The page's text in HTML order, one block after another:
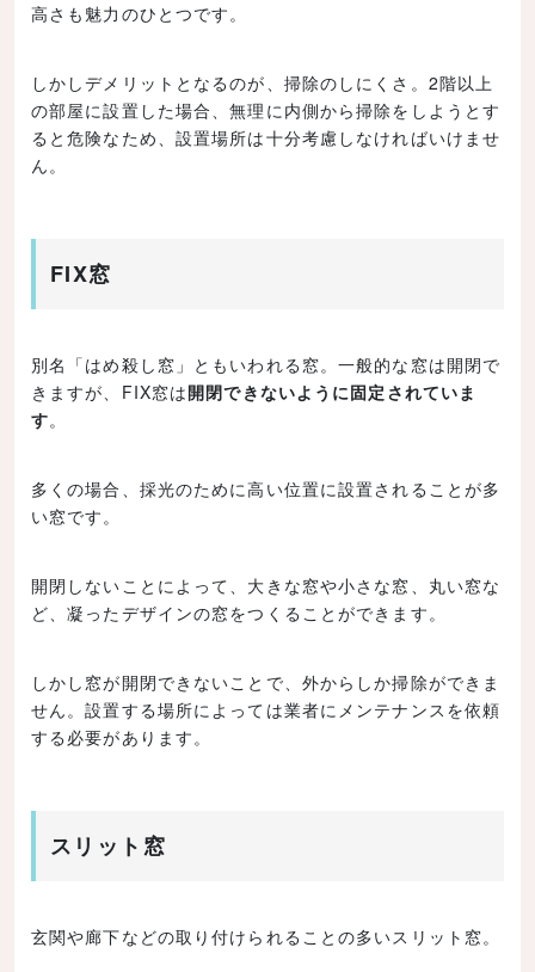
高さも魅力のひとつです。
しかしデメリットとなるのが、掃除のしにくさ。2階以上
の部屋に設置した場合、無理に内側から掃除をしようとす
ると危険なため、設置場所は十分考慮しなければいけませ
ん。
FIX窓
別名「はめ殺し窓」ともいわれる窓。一般的な窓は開閉で
きますが、FIX窓は開閉できないように固定されていま
す。
多くの場合、採光のために高い位置に設置されることが多
い窓です。
開閉しないことによって、大きな窓や小さな窓、丸い窓な
ど、凝ったデザインの窓をつくることができます。
しかし窓が開閉できないことで、外からしか掃除ができま
せん。設置する場所によっては業者にメンテナンスを依頼
する必要があります。
スリット窓
玄関や廊下などの取り付けられることの多いスリット窓。